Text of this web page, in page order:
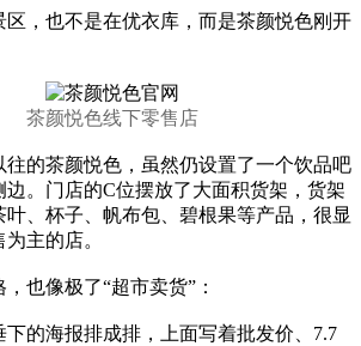
，也不是在优衣库，而是茶颜悦色刚开
颜悦色线下零售店
的茶颜悦色，虽然仍设置了一个饮品吧
边。门店的C位摆放了大面积货架，货架
叶、杯子、帆布包、碧根果等产品，很显
主的店。
像极了“超市卖货”：
海报排成排，上面写着批发价、7.7